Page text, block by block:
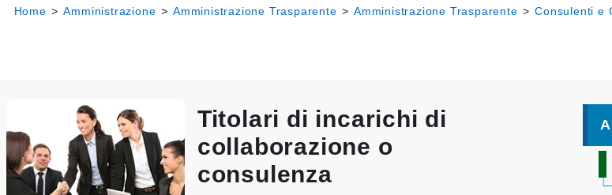
Home > Amministrazione > Amministrazione Trasparente > Amministrazione Trasparente > Consulenti e
Titolari di incarichi di
collaborazione o
consulenza